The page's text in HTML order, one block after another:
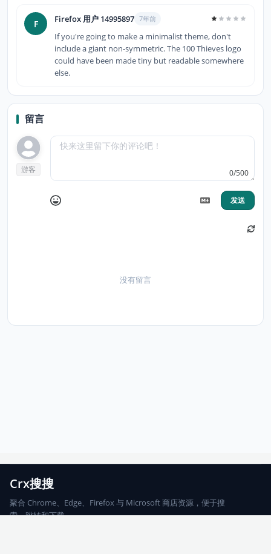
F Firefox 用户 14995897 7年前
If you're going to make a minimalist theme, don't
include a giant non-symmetric. The 100 Thieves logo
could have been made tiny but readable somewhere
else.
留言
游客 0/500
发送
没有留言
Crx搜搜
聚合 Chrome、Edge、Firefox 与 Microsoft 商店资源，便于搜
索、跳转和下载。